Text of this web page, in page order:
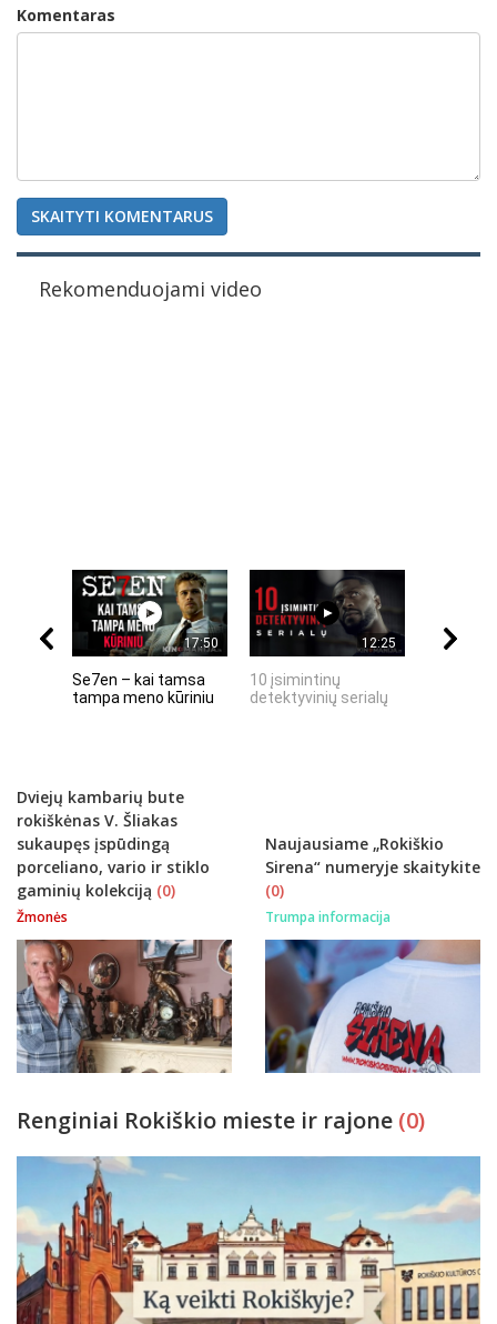
Komentaras
SKAITYTI KOMENTARUS
Rekomenduojami video
17:50
Se7en – kai tamsa
tampa meno kūriniu
12:25
10 įsimintinų
detektyvinių serialų
Dviejų kambarių bute
rokiškėnas V. Šliakas
sukaupęs įspūdingą
porceliano, vario ir stiklo
gaminių kolekciją (0)
Žmonės
Naujausiame „Rokiškio
Sirena“ numeryje skaitykite
(0)
Trumpa informacija
Renginiai Rokiškio mieste ir rajone (0)